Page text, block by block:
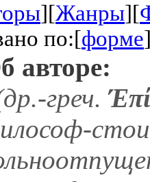
][Жанры][
по:[форме
авторе:
греч.